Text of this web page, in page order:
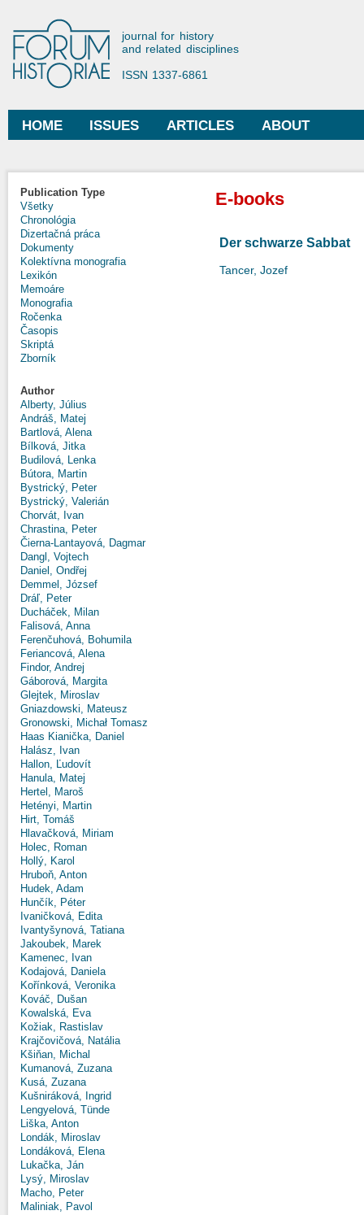
Forum Historiae
journal for history
and related disciplines
ISSN 1337-6861
Main menu
HOME ISSUES ARTICLES ABOUT
Publication Type
Všetky
Chronológia
Dizertačná práca
Dokumenty
Kolektívna monografia
Lexikón
Memoáre
Monografia
Ročenka
Časopis
Skriptá
Zborník
Author
Alberty, Július
Andráš, Matej
Bartlová, Alena
Bílková, Jitka
Budilová, Lenka
Bútora, Martin
Bystrický, Peter
Bystrický, Valerián
Chorvát, Ivan
Chrastina, Peter
Čierna-Lantayová, Dagmar
Dangl, Vojtech
Daniel, Ondřej
Demmel, József
Dráľ, Peter
Ducháček, Milan
Falisová, Anna
Ferenčuhová, Bohumila
Feriancová, Alena
Findor, Andrej
Gáborová, Margita
Glejtek, Miroslav
Gniazdowski, Mateusz
Gronowski, Michał Tomasz
Haas Kianička, Daniel
Halász, Ivan
Hallon, Ľudovít
Hanula, Matej
Hertel, Maroš
Hetényi, Martin
Hirt, Tomáš
Hlavačková, Miriam
Holec, Roman
Hollý, Karol
Hruboň, Anton
Hudek, Adam
Hunčík, Péter
Ivaničková, Edita
Ivantyšynová, Tatiana
Jakoubek, Marek
Kamenec, Ivan
Kodajová, Daniela
Kořínková, Veronika
Kováč, Dušan
Kowalská, Eva
Kožiak, Rastislav
Krajčovičová, Natália
Kšiňan, Michal
Kumanová, Zuzana
Kusá, Zuzana
Kušniráková, Ingrid
Lengyelová, Tünde
Liška, Anton
Londák, Miroslav
Londáková, Elena
Lukačka, Ján
Lysý, Miroslav
Macho, Peter
Maliniak, Pavol
E-books
Der schwarze Sabbat
Tancer, Jozef